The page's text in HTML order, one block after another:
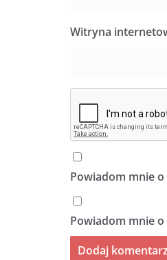
Witryna
Powiadom mnie
Powiadom mnie